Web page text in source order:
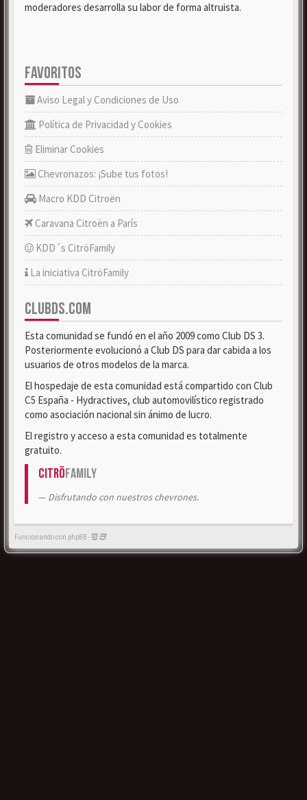
moderadores desarrolla su labor de forma altruista.
FAVORITOS
Aviso Legal y Condiciones de Uso
Política de Privacidad y Cookies
Eliminar Cookies
Chevronazos: ¡Sube tus fotos!
Macro KDD Citroën
Caravana Citroën a París
KDD´s CitröFamily
La iniciativa CitröFamily
CLUBDS.COM
Esta comunidad se fundó en el año 2009 como Club DS 3.
Posteriormente evolucionó a Club DS para dar cabida a los
usuarios de otros modelos de la marca.
El hospedaje de esta comunidad está compartido con Club
C5 España - Hydractives, club automovilístico registrado
como asociación nacional sin ánimo de lucro.
El registro y acceso a esta comunidad es totalmente
gratuito.
CitröFamily
Disfrutando con nuestros chevrones.
Funcionando con phpBB -